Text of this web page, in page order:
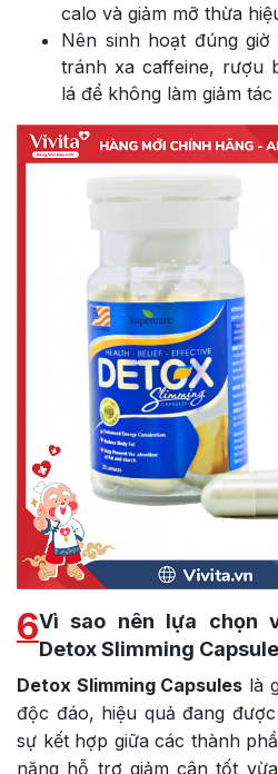
calo và giảm mỡ thừa
Nên sinh hoạt đúng
tránh xa caffeine, rượu
lá để không làm giảm
6Vì sao nên lựa chọn
Detox Slimming
Detox Slimming Capsules là
độc đáo, hiệu quả đang
sự kết hợp giữa các thành
năng hỗ trợ giảm cân tốt